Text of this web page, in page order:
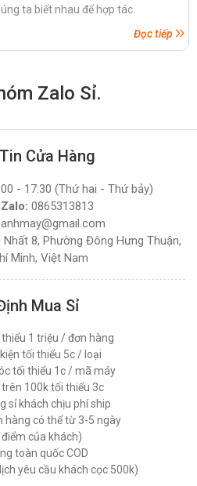
ta biết nhau để hợp tác.
Đọc tiếp
Zalo Sỉ.
Cửa Hàng
- 17:30 (Thứ hai - Thứ bảy)
0865313813
8, Phường Đông Hưng Thuận,
Minh, Việt Nam
Mua Sỉ
1 triệu / đơn hàng
tối thiểu 5c / loại
tối thiểu 1c / mã máy
100k tối thiểu 3c
sỉ khách chịu phí ship
hàng có thể từ 3-5 ngày
của khách)
toàn quốc COD
yêu cầu khách cọc 500k)